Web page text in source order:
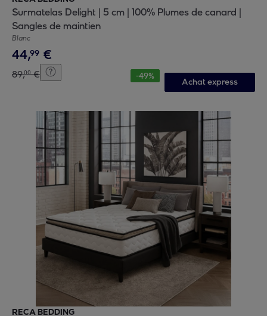
Surmatelas Delight | 5 cm | 100% Plumes de canard |
Sangles de maintien
Blanc
44,99 €
89,00 € -49%
Achat express
RECA BEDDING